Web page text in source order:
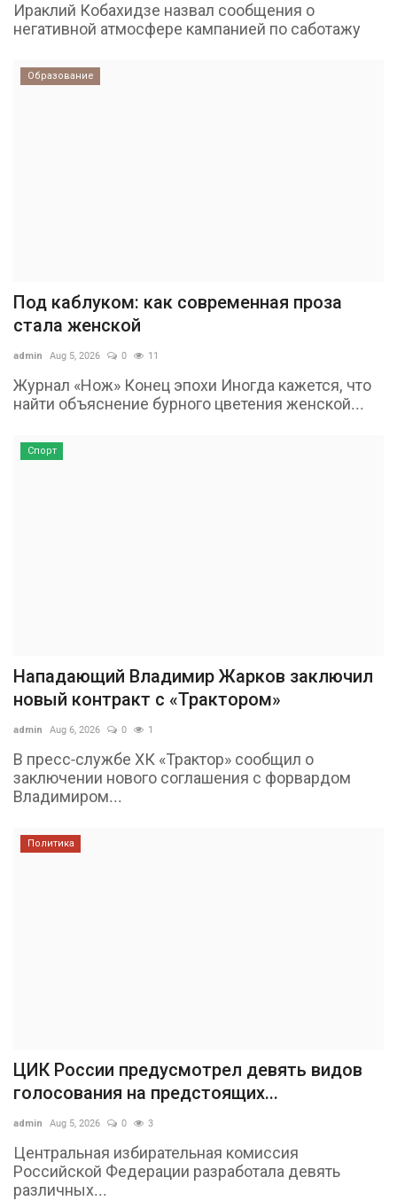
Ираклий Кобахидзе назвал сообщения о
негативной атмосфере кампанией по саботажу
Образование
Под каблуком: как современная проза
стала женской
admin Aug 5, 2026 0 11
Журнал «Нож» Конец эпохи Иногда кажется, что
найти объяснение бурного цветения женской...
Спорт
Нападающий Владимир Жарков заключил
новый контракт с «Трактором»
admin Aug 6, 2026 0 1
В пресс-службе ХК «Трактор» сообщил о
заключении нового соглашения с форвардом
Владимиром...
Политика
ЦИК России предусмотрел девять видов
голосования на предстоящих...
admin Aug 5, 2026 0 3
Центральная избирательная комиссия
Российской Федерации разработала девять
различных...